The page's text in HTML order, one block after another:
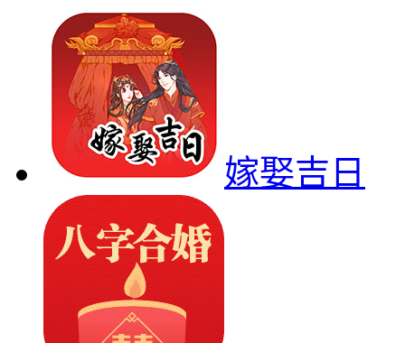
嫁娶吉日